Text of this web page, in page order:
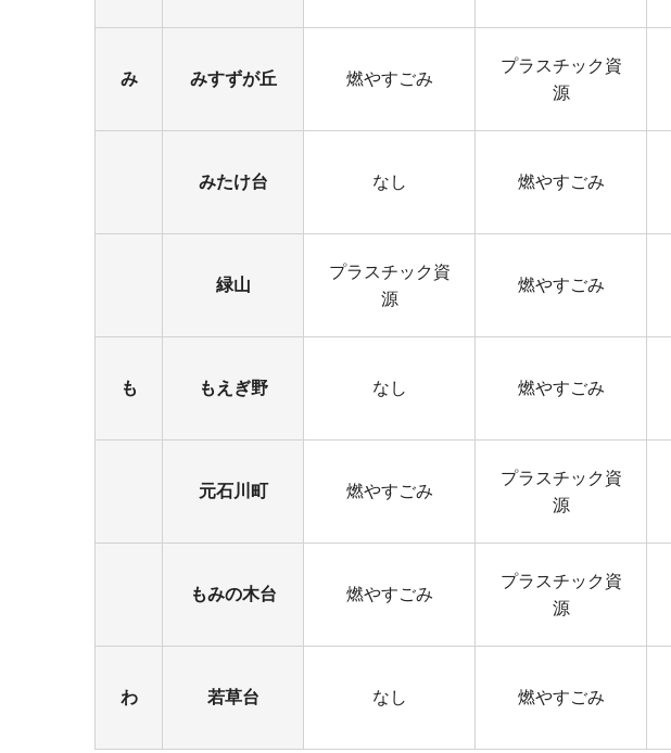
み みすずが丘 燃やすごみ
プラスチック資
源
みたけ台 なし 燃やすごみ
緑山
プラスチック資
源
燃やすごみ
も もえぎ野 なし 燃やすごみ
元石川町 燃やすごみ
プラスチック資
源
もみの木台 燃やすごみ
プラスチック資
源
わ 若草台 なし 燃やすごみ